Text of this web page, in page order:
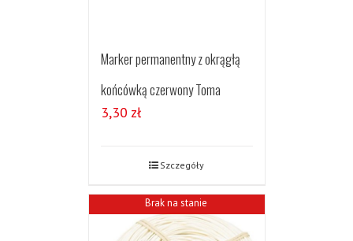
Marker permanentny z okrągłą
końcówką czerwony Toma
3,30 zł
Szczegóły
Brak na stanie